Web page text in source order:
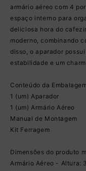
armário aéreo com 4
espaço interno para
deliciosa hora do
moderno, combinando
disso, o aparador
estabilidade e um
Conteúdo da
1 (um) Aparador
1 (um) Armário Aéreo
Manual de Montagem
Kit Ferragem
Dimensões do produto
Armário Aéreo - Altura: